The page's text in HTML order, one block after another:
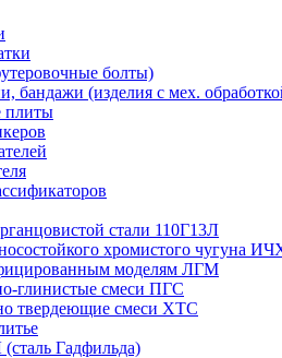
болты)
бандажи (изделия с мех.
плиты
стали 110Г13Л
хромистого чугуна
моделям ЛГМ
глинистые смеси ПГС
твердеющие смеси ХТС
Гадфильда)